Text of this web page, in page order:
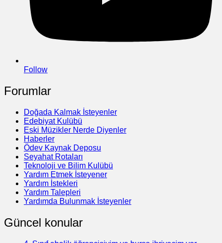
Follow
Forumlar
Doğada Kalmak İsteyenler
Edebiyat Kulübü
Eski Müzikler Nerde Diyenler
Haberler
Ödev Kaynak Deposu
Seyahat Rotaları
Teknoloji ve Bilim Kulübü
Yardım Etmek İsteyener
Yardım İstekleri
Yardım Talepleri
Yardımda Bulunmak İsteyenler
Güncel konular